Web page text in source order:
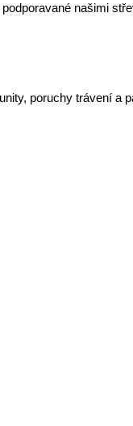
našimi
poruchy trávení